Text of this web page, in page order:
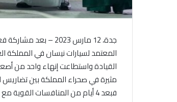
جدة، 12 مارس 2023
المعتمد لسيارات نيسان في
مثيرة في صحراء المملكة بين تضاريس
فبعد 4 أيام من المنافسات